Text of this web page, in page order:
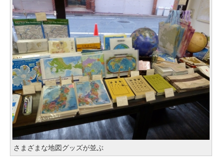
さまざまな地図グッズが並ぶ